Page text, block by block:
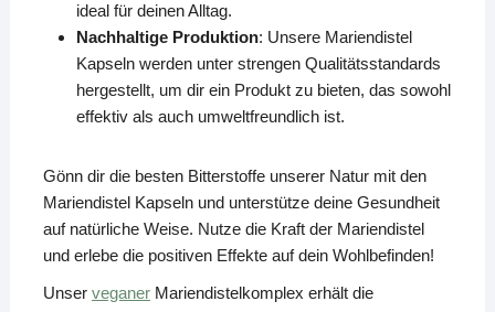
ideal für deinen Alltag.
Nachhaltige Produktion: Unsere Mariendistel
Kapseln werden unter strengen Qualitätsstandards
hergestellt, um dir ein Produkt zu bieten, das sowohl
effektiv als auch umweltfreundlich ist.
Gönn dir die besten Bitterstoffe unserer Natur mit den
Mariendistel Kapseln und unterstütze deine Gesundheit
auf natürliche Weise. Nutze die Kraft der Mariendistel
und erlebe die positiven Effekte auf dein Wohlbefinden!
Unser veganerMariendistelkomplex erhält die